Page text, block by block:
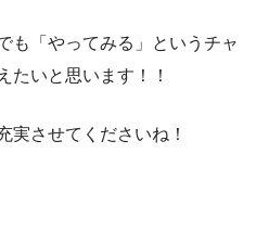
も「やってみる」というチャ
たいと思います！！
実させてくださいね！